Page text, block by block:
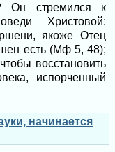
Он стремился к
Христовой:
якоже Отец
есть (Мф 5, 48);
восстановить
испорченный
начинается